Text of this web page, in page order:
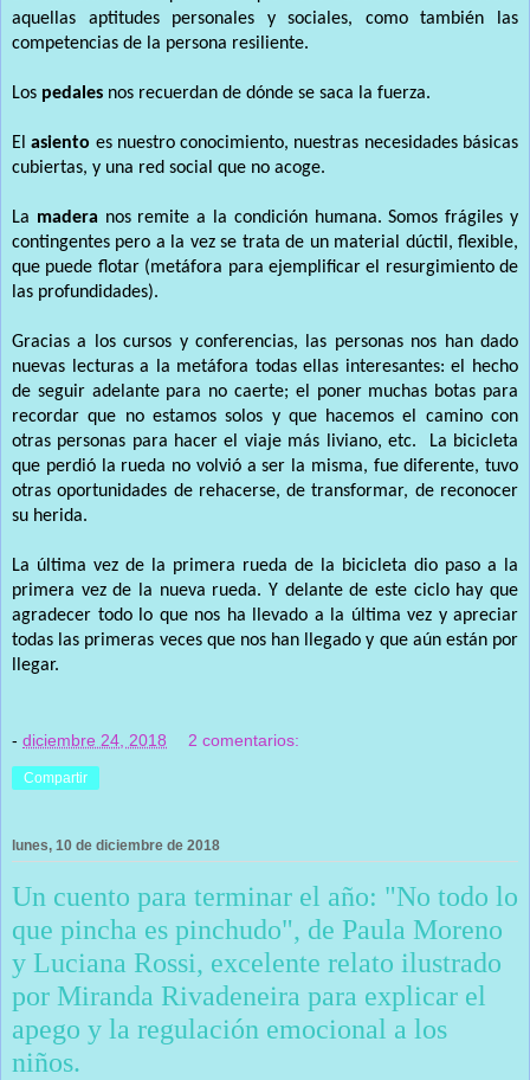
aquellas aptitudes personales y sociales, como también las
competencias de la persona resiliente.
Los pedales nos recuerdan de dónde se saca la fuerza.
Elasiento es nuestro conocimiento, nuestras necesidades básicas
cubiertas, y una red social que no acoge.
La madera nos remite a la condición humana. Somos frágiles y
contingentes pero a la vez se trata de un material dúctil, flexible,
que puede flotar (metáfora para ejemplificar el resurgimiento de
las profundidades).
Gracias a los cursos y conferencias, las personas nos han dado
nuevas lecturas a la metáfora todas ellas interesantes: el hecho
de seguir adelante para no caerte; el poner muchas botas para
recordar que no estamos solos y que hacemos el camino con
otras personas para hacer el viaje más liviano, etc. La bicicleta
que perdió la rueda no volvió a ser la misma, fue diferente, tuvo
otras oportunidades de rehacerse, de transformar, de reconocer
su herida.
La última vez de la primera rueda de la bicicleta dio paso a la
primera vez de la nueva rueda. Y delante de este ciclo hay que
agradecer todo lo que nos ha llevado a la última vez y apreciar
todas las primeras veces que nos han llegado y que aún están por
llegar.
- diciembre 24, 2018 2 comentarios:
Compartir
lunes, 10 de diciembre de 2018
Un cuento para terminar el año: "No todo lo
que pincha es pinchudo", de Paula Moreno
y Luciana Rossi, excelente relato ilustrado
por Miranda Rivadeneira para explicar el
apego y la regulación emocional a los
niños.